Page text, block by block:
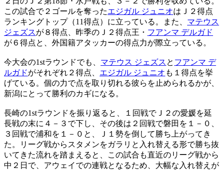
この試合で２ゴールを奪ったエジガル ジュニオはＪ２得点
ランキングトップ（11得点）に立っている。また、 マテウス
ジェズスが８得点、昨季のＪ２得点王・ フアンマ デルガド
が６得点と、外国籍アタッカーの得点力が際立っている。
今大会の1stラウンドでも、 マテウス ジェズス と フアンマ デ
ルガドがそれぞれ２得点、 エジガル ジュニオ も１得点を挙
げている。個の力で点を取り切れる彼らを止められるかが、
新潟にとって勝利のカギになる。
長崎の1stラウンドを振り返ると、１回戦でＪ２の愛媛を延
長戦の末に４－３で下し、その後は２回戦で磐田を１－０、
３回戦で浦和を１－０と、Ｊ１勢を倒して勝ち上がってき
た。リーグ戦からスタメンをガラリと入れ替える形で勝ち抜
いてきた流れを踏まえると、この試合も直近のリーグ戦から
中２日で、アウェイでの連戦となるため、大幅な入れ替えが